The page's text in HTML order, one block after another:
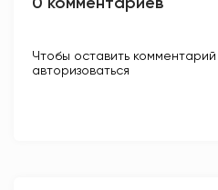
Чтобы оставить
авторизоваться